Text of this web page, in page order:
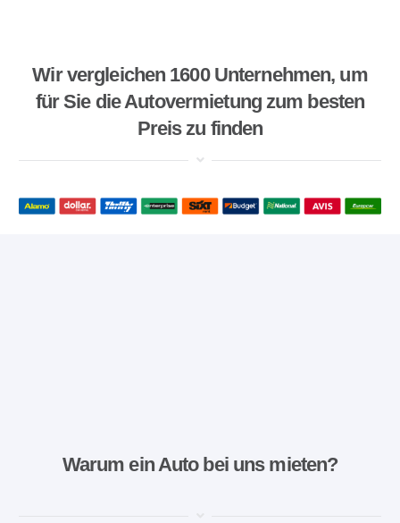
Wir vergleichen 1600 Unternehmen, um
für Sie die Autovermietung zum besten
Preis zu finden
Warum ein Auto bei uns mieten?